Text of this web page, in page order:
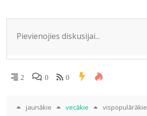
ni
ki
2 0 0
jaunākie vecākie vispopulārākie